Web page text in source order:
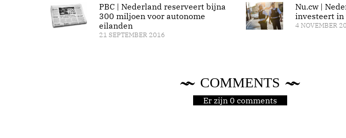
PBC | Nederland reserveert bijna
300 miljoen voor autonome
eilanden
21 SEPTEMBER 2016
Nu.cw |
investeert in
4 NOVEMBER
COMMENTS
Er zijn 0 comments